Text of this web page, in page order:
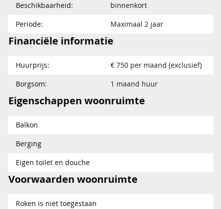
Beschikbaarheid:
binnenkort
Periode:
Maximaal 2 jaar
Financiële informatie
Huurprijs:
€ 750 per maand (exclusief)
Borgsom:
1 maand huur
Eigenschappen woonruimte
Balkon
Berging
Eigen toilet en douche
Voorwaarden woonruimte
Roken is niet toegestaan